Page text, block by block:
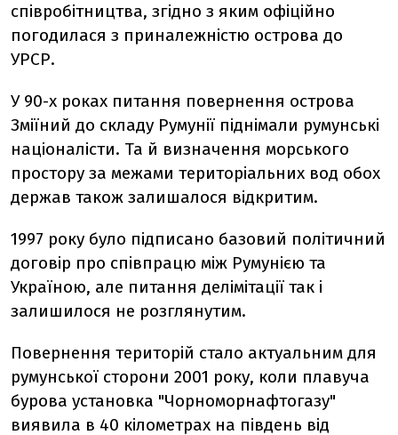
співробітництва, згідно з яким офіційно
погодилася з приналежністю острова до
УРСР.
У 90-х роках питання повернення острова
Зміїний до складу Румунії піднімали румунські
націоналісти. Та й визначення морського
простору за межами територіальних вод обох
держав також залишалося відкритим.
1997 року було підписано базовий політичний
договір про співпрацю між Румунією та
Україною, але питання делімітації так і
залишилося не розглянутим.
Повернення територій стало актуальним для
румунської сторони 2001 року, коли плавуча
бурова установка "Чорноморнафтогазу"
виявила в 40 кілометрах на південь від